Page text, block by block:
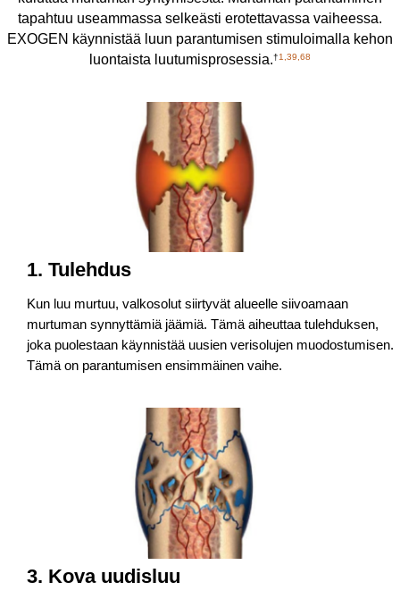
tapahtuu useammassa selkeästi erotettavassa vaiheessa.
EXOGEN käynnistää luun parantumisen stimuloimalla kehon
luontaista luutumisprosessia.†1,39,68
1. Tulehdus
Kun luu murtuu, valkosolut siirtyvät alueelle siivoamaan
murtuman synnyttämiä jäämiä. Tämä aiheuttaa tulehduksen,
joka puolestaan käynnistää uusien verisolujen muodostumisen.
Tämä on parantumisen ensimmäinen vaihe.
3. Kova uudisluu